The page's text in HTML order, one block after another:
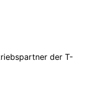
der T-